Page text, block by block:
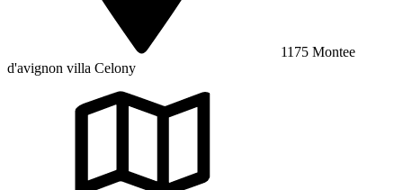
1175 Montee
d'avignon villa Celony